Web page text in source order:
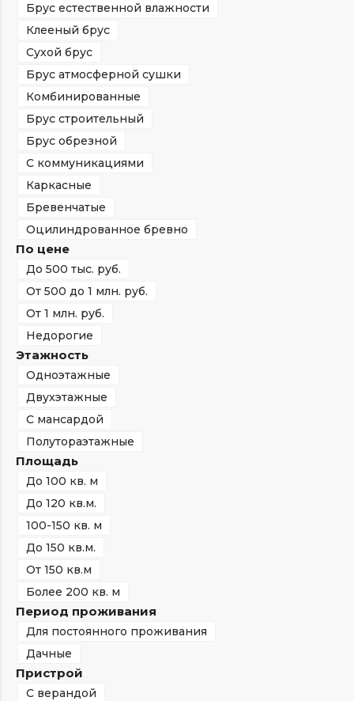
Брус естественной влажности
Клееный брус
Сухой брус
Брус атмосферной сушки
Комбинированные
Брус строительный
Брус обрезной
С коммуникациями
Каркасные
Бревенчатые
Оцилиндрованное бревно
По цене
До 500 тыс. руб.
От 500 до 1 млн. руб.
От 1 млн. руб.
Недорогие
Этажность
Одноэтажные
Двухэтажные
С мансардой
Полутораэтажные
Площадь
До 100 кв. м
До 120 кв.м.
100-150 кв. м
До 150 кв.м.
От 150 кв.м
Более 200 кв. м
Период проживания
Для постоянного проживания
Дачные
Пристрой
С верандой